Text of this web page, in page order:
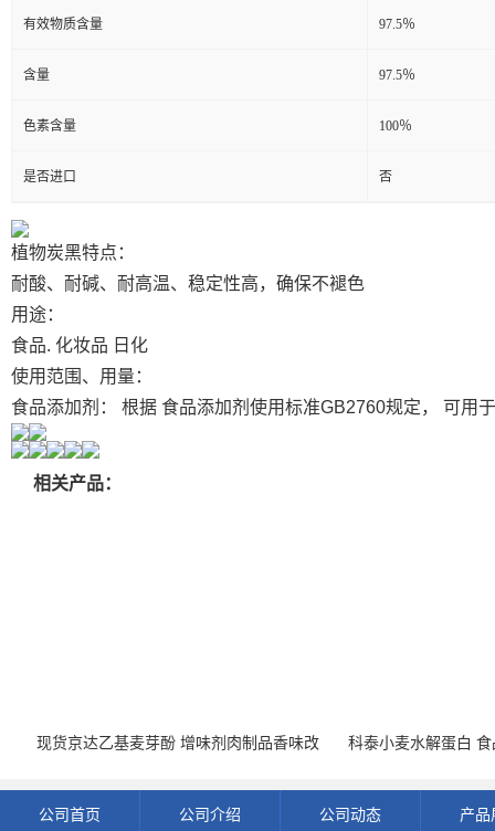
有效物质含量 97.5％
含量 97.5％
色素含量 100％
是否进口 否
植物炭黑特点：
耐酸、耐碱、耐高温、稳定性高，确保不褪色
用途：
食品. 化妆品 日化
使用范围、用量：
食品添加剂： 根据 食品添加剂使用标准GB2760规定， 可用
相关产品：
现货京达乙基麦芽酚 增味剂肉制品香味改
科泰小麦水解蛋白
公司首页 公司介绍 公司动态 产品